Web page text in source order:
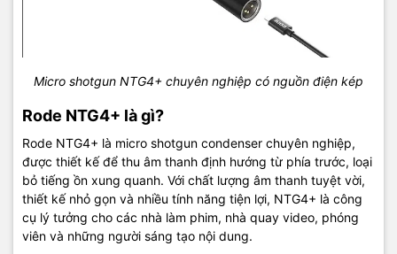
Micro shotgun NTG4+ chuyên nghiệp có nguồn điện kép
Rode NTG4+ là gì?
Rode NTG4+ là micro shotgun condenser chuyên nghiệp,
được thiết kế để thu âm thanh định hướng từ phía trước, loại
bỏ tiếng ồn xung quanh. Với chất lượng âm thanh tuyệt vời,
thiết kế nhỏ gọn và nhiều tính năng tiện lợi, NTG4+ là công
cụ lý tưởng cho các nhà làm phim, nhà quay video, phóng
viên và những người sáng tạo nội dung.